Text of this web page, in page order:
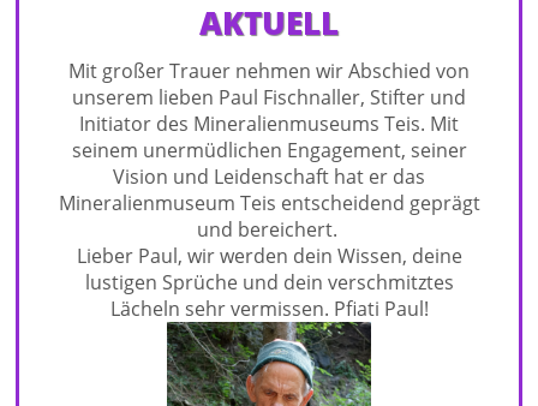
AKTUELL
Mit großer Trauer nehmen wir Abschied von
unserem lieben Paul Fischnaller, Stifter und
Initiator des Mineralienmuseums Teis. Mit
seinem unermüdlichen Engagement, seiner
Vision und Leidenschaft hat er das
Mineralienmuseum Teis entscheidend geprägt
und bereichert.
Lieber Paul, wir werden dein Wissen, deine
lustigen Sprüche und dein verschmitztes
Lächeln sehr vermissen. Pfiati Paul!